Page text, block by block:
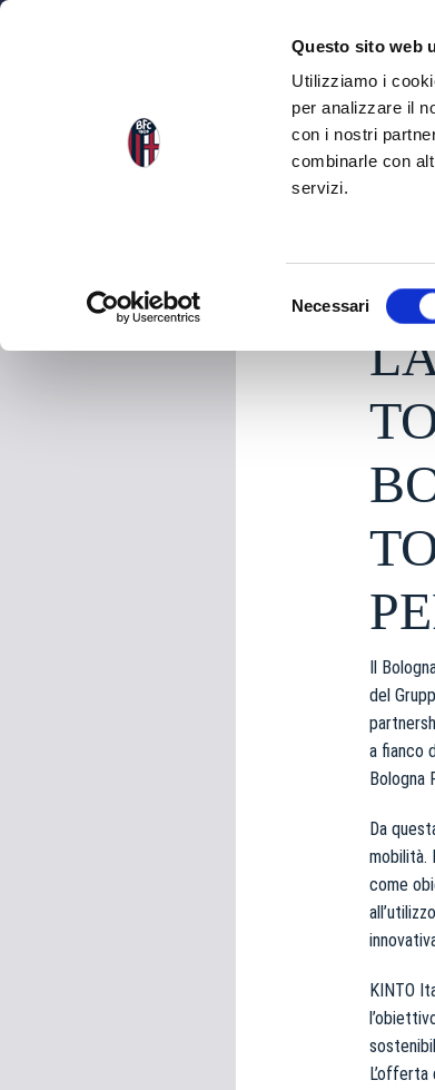
Questo sito web
Utilizziamo i
per analizzare il
con i nostri
combinarle con
servizi.
Necessari
TORNA ALLE NEWS
Il
del
a fianco
Bologna
Da
mobilità.
come
KINTO